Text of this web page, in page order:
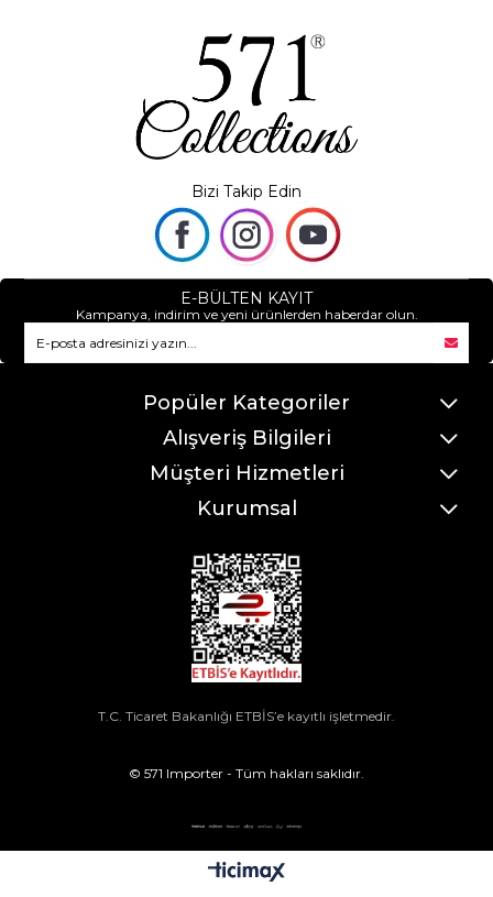
Bizi Takip Edin
E-BÜLTEN KAYIT
Kampanya, indirim ve yeni ürünlerden haberdar olun.
Popüler Kategoriler
Alışveriş Bilgileri
Müşteri Hizmetleri
Kurumsal
T.C. Ticaret Bakanlığı ETBİS’e kayıtlı işletmedir.
© 571 Importer - Tüm hakları saklıdır.